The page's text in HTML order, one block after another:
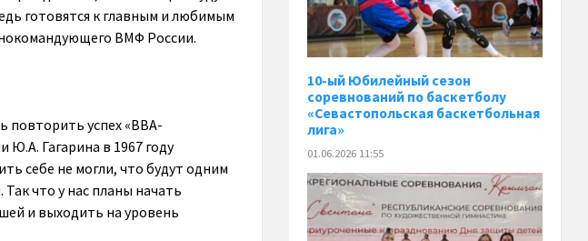
готовятся к главным и любимым
ВМФ России.
повторить успех «ВВА-
Гагарина в 1967 году
себе не могли, что будут одним
что у нас планы начать
и выходить на уровень
10-ый Юбилейный сезон
соревнований по баскетболу
«Севастопольская баскетбольная
лига»
01.06.2026 11:55